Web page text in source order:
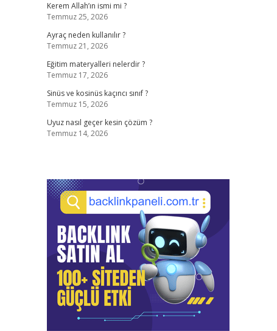
Kerem Allah’ın ismi mi ?
Temmuz 25, 2026
Ayraç neden kullanılır ?
Temmuz 21, 2026
Eğitim materyalleri nelerdir ?
Temmuz 17, 2026
Sinüs ve kosinüs kaçıncı sınıf ?
Temmuz 15, 2026
Uyuz nasıl geçer kesin çözüm ?
Temmuz 14, 2026